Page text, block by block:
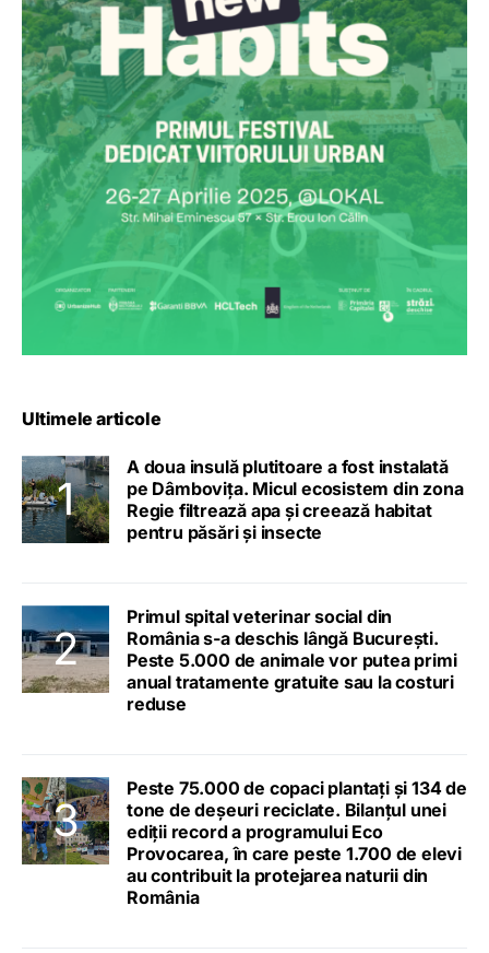
Ultimele articole
A doua insulă plutitoare a fost instalată
pe Dâmbovița. Micul ecosistem din zona
Regie filtrează apa și creează habitat
pentru păsări și insecte
Primul spital veterinar social din
România s-a deschis lângă București.
Peste 5.000 de animale vor putea primi
anual tratamente gratuite sau la costuri
reduse
Peste 75.000 de copaci plantați și 134 de
tone de deșeuri reciclate. Bilanțul unei
ediții record a programului Eco
Provocarea, în care peste 1.700 de elevi
au contribuit la protejarea naturii din
România